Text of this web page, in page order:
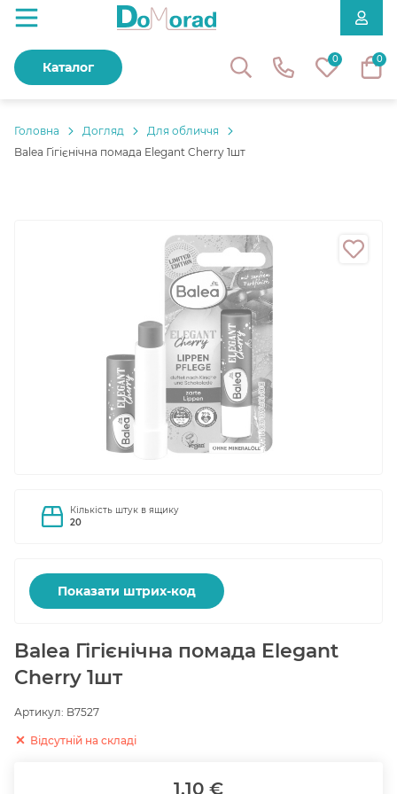
0 0
Каталог
Головнa Догляд
Для обличчя
Balea Гігієнічна помада Elegant Cherry 1шт
Кількість штук в ящику
20
Показати штрих-код
Balea Гігієнічна помада Elegant
Cherry 1шт
Артикул: B7527
Відсутній на складі
1.10 €